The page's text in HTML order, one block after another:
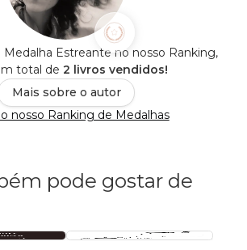
Medalha Estreante no nosso Ranking,
total de 2 livros vendidos!
Mais sobre o autor
nosso Ranking de Medalhas
pode gostar de